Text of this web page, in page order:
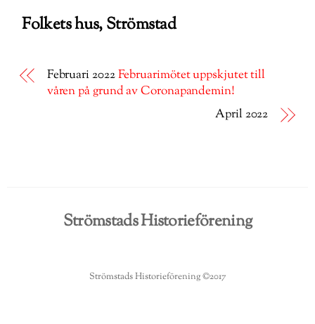
Folkets hus, Strömstad
Februari 2022Februarimötet uppskjutet till
våren på grund av Coronapandemin!
April 2022
Strömstads Historieförening
Strömstads Historieförening ©2017